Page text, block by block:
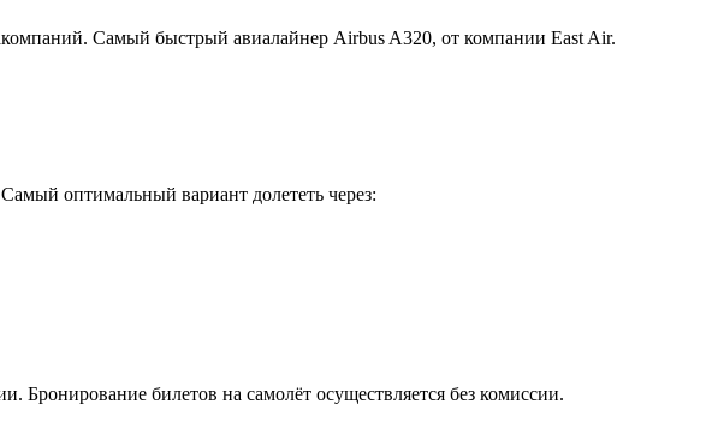
Самый быстрый авиалайнер Airbus A320, от компании East Air.
оптимальный вариант долететь через:
Бронирование билетов на самолёт осуществляется без комиссии.